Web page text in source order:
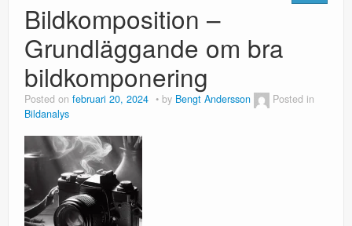
Bildkomposition –
Grundläggande om bra
bildkomponering
Posted on februari 20, 2024 by Bengt Andersson
Posted in
Bildanalys